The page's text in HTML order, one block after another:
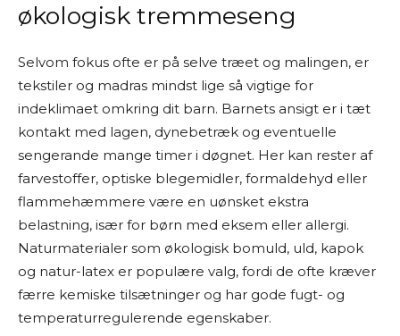
økologisk tremmeseng
Selvom fokus ofte er på selve træet og malingen, er
tekstiler og madras mindst lige så vigtige for
indeklimaet omkring dit barn. Barnets ansigt er i tæt
kontakt med lagen, dynebetræk og eventuelle
sengerande mange timer i døgnet. Her kan rester af
farvestoffer, optiske blegemidler, formaldehyd eller
flammehæmmere være en uønsket ekstra
belastning, især for børn med eksem eller allergi.
Naturmaterialer som økologisk bomuld, uld, kapok
og natur-latex er populære valg, fordi de ofte kræver
færre kemiske tilsætninger og har gode fugt- og
temperaturregulerende egenskaber.